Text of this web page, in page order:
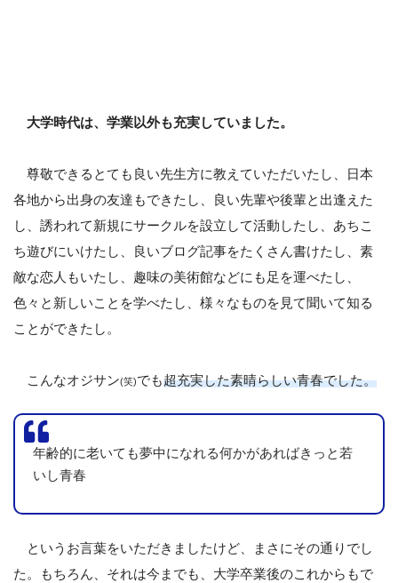
大学時代は、学業以外も充実していました。
尊敬できるとても良い先生方に教えていただいたし、日本
各地から出身の友達もできたし、良い先輩や後輩と出逢えた
し、誘われて新規にサークルを設立して活動したし、あちこ
ち遊びにいけたし、良いブログ記事をたくさん書けたし、素
敵な恋人もいたし、趣味の美術館などにも足を運べたし、
色々と新しいことを学べたし、様々なものを見て聞いて知る
ことができたし。
こんなオジサン(笑)でも超充実した素晴らしい青春でした。
年齢的に老いても夢中になれる何かがあればきっと若
いし青春
というお言葉をいただきましたけど、まさにその通りでし
た。もちろん、それは今までも、大学卒業後のこれからもで